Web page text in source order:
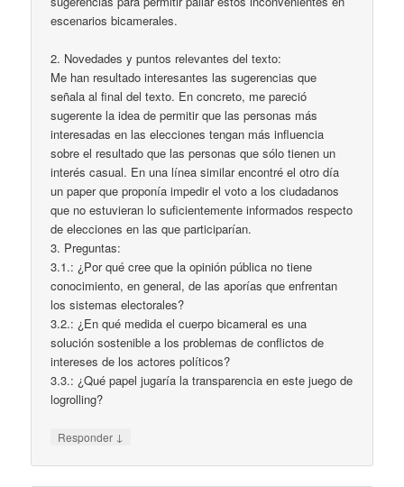
escenarios bicamerales.
2. Novedades y puntos relevantes del texto:
Me han resultado interesantes las sugerencias que
señala al final del texto. En concreto, me pareció
sugerente la idea de permitir que las personas más
interesadas en las elecciones tengan más influencia
sobre el resultado que las personas que sólo tienen un
interés casual. En una línea similar encontré el otro día
un paper que proponía impedir el voto a los ciudadanos
que no estuvieran lo suficientemente informados respecto
de elecciones en las que participarían.
3. Preguntas:
3.1.: ¿Por qué cree que la opinión pública no tiene
conocimiento, en general, de las aporías que enfrentan
los sistemas electorales?
3.2.: ¿En qué medida el cuerpo bicameral es una
solución sostenible a los problemas de conflictos de
intereses de los actores políticos?
3.3.: ¿Qué papel jugaría la transparencia en este juego de
logrolling?
Responder ↓